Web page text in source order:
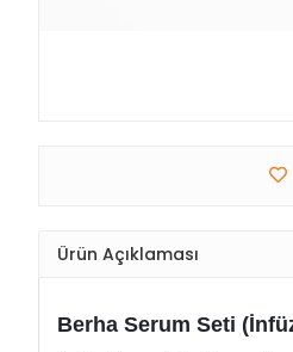
Ürün Açıklaması
Berha Serum Seti